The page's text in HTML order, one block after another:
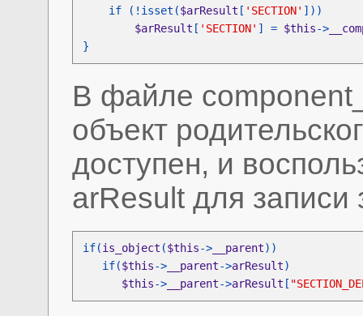
if (!isset($arResult [ 'SECTION'
$arResult [ 'SECTION' ] = $this->
}
В файле
объект
доступен, и
arResult для записи
if(is_object ($this-> __parent
if($this-> __parent->arResult
$this-> __parent->arResult [